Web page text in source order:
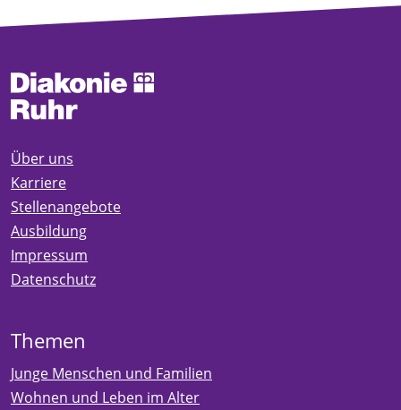
Über uns
Karriere
Stellenangebote
Ausbildung
Impressum
Datenschutz
Themen
Junge Menschen und Familien
Wohnen und Leben im Alter